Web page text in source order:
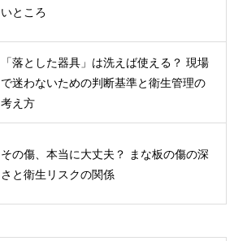
いところ
「落とした器具」は洗えば使える？ 現場
で迷わないための判断基準と衛生管理の
考え方
その傷、本当に⼤丈夫？ まな板の傷の深
さと衛⽣リスクの関係